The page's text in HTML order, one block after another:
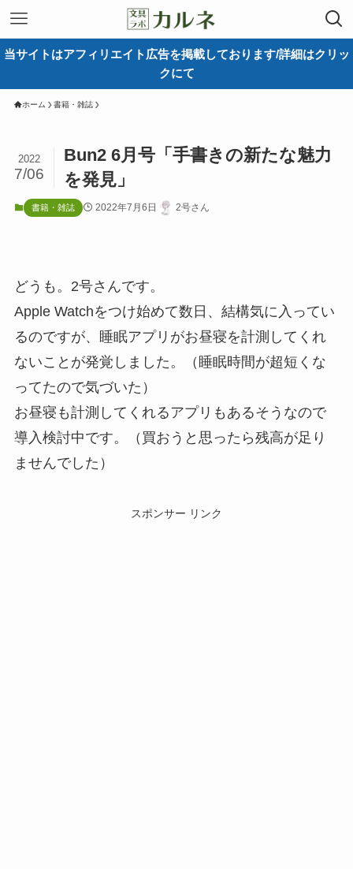
当サイトはアフィリエイト広告を掲載しております/詳細はクリッ
クにて
ホーム 書籍・雑誌
Bun2 6月号「手書きの新たな魅力
を発見」
2022
7/06
書籍・雑誌 2022年7月6日 2号さん
どうも。2号さんです。
Apple Watchをつけ始めて数日、結構気に入ってい
るのですが、睡眠アプリがお昼寝を計測してくれ
ないことが発覚しました。（睡眠時間が超短くな
ってたので気づいた）
お昼寝も計測してくれるアプリもあるそうなので
導入検討中です。（買おうと思ったら残高が足り
ませんでした）
スポンサー リンク